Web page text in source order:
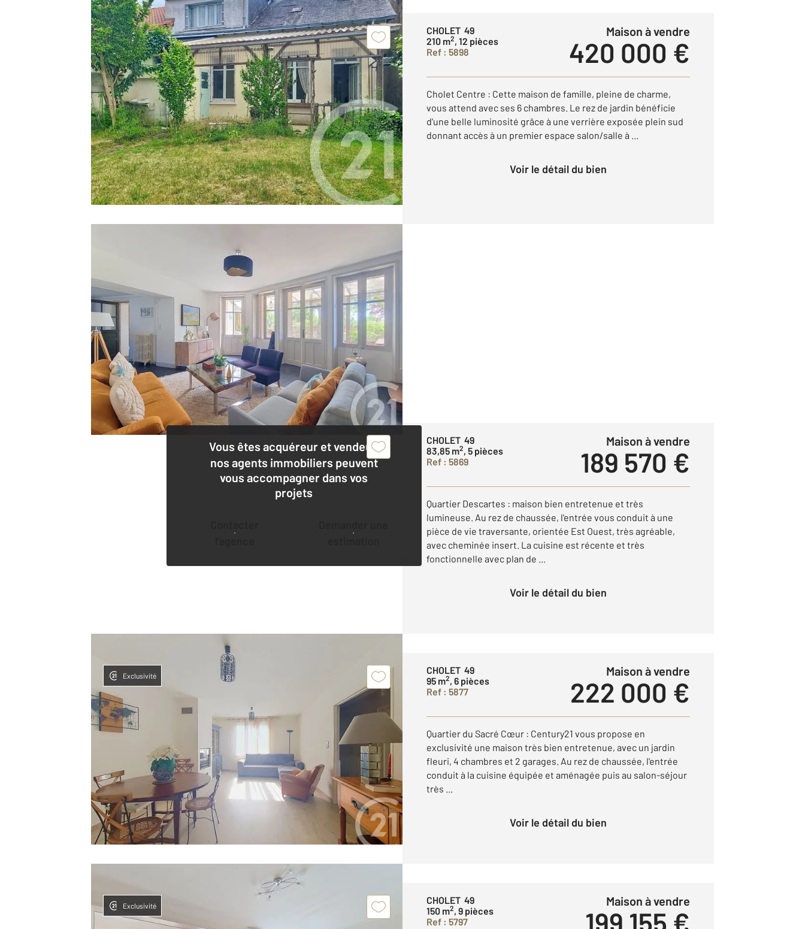
CHOLET 49
210 m2, 12 pièces
Ref : 5898
Maison à vendre
420 000 €
Cholet Centre : Cette maison de famille, pleine de charme,
vous attend avec ses 6 chambres. Le rez de jardin bénéficie
d'une belle luminosité grâce à une verrière exposée plein sud
donnant accès à un premier espace salon/salle à ...
Voir le détail du bien
Vous êtes acquéreur et vendeur,
nos agents immobiliers peuvent
vous accompagner dans vos
projets
CHOLET 49
83,85 m2, 5 pièces
Ref : 5869
Maison à vendre
189 570 €
Quartier Descartes : maison bien entretenue et très
lumineuse. Au rez de chaussée, l'entrée vous conduit à une
pièce de vie traversante, orientée Est Ouest, très agréable,
avec cheminée insert. La cuisine est récente et très
fonctionnelle avec plan de ...
Voir le détail du bien
Exclusivité
CHOLET 49
95 m2, 6 pièces
Ref : 5877
Maison à vendre
222 000 €
Quartier du Sacré Cœur : Century21 vous propose en
exclusivité une maison très bien entretenue, avec un jardin
fleuri, 4 chambres et 2 garages. Au rez de chaussée, l'entrée
conduit à la cuisine équipée et aménagée puis au salon-séjour
très ...
Voir le détail du bien
Exclusivité
CHOLET 49
150 m2, 9 pièces
Ref : 5797
Maison à vendre
199 155 €